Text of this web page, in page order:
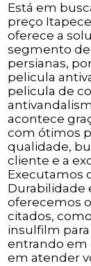
Está em
preço
oferece a
segmento de
persianas,
pelicula
pelicula de
acontece
com ótimos
qualidade,
cliente e a
Executamos
Durabilidade
oferecemos
citados,
insulfilm para
entrando em
em atender